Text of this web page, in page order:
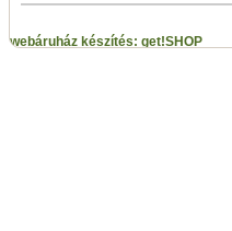
webáruház készítés: get!SHOP